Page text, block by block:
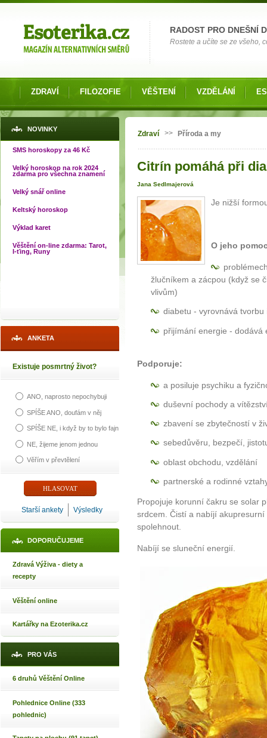
RADOST PRO DNEŠNÍ
Rostete a učíte se ze všeho,
ZDRAVÍ FILOZOFIE VĚŠTENÍ VZDĚLÁNÍ
NOVINKY
SMS horoskopy za 46 Kč
Velký horoskop na rok 2024
zdarma pro všechna znamení
Velký snář online
Keltský horoskop
Výklad karet
Věštění on-line zdarma: Tarot,
I-ťing, Runy
ANKETA
Existuje posmrtný život?
ANO, naprosto nepochybuji
SPÍŠE ANO, doufám v něj
SPÍŠE NE, i když by to bylo fajn
NE, žijeme jenom jednou
Věřím v převtělení
Starší ankety Výsledky
DOPORUČUJEME
Zdravá Výživa - diety a
recepty
Věštění online
Kartářky na Ezoterika.cz
PRO VÁS
6 druhů Věštění Online
Pohlednice Online (333
pohlednic)
Jste zde
Zdraví >> Příroda a my
Citrín pomáhá při
Jana Sedlmajerová
Je nižší
O jeho
žlučníkem a zácpou (když se
vlivům)
diabetu - vyrovnává tvorbu
přijímání energie - dodává
Podporuje:
a posiluje psychiku a
duševní pochody a
zbavení se zbytečností v
sebedůvěru, bezpečí,
oblast obchodu, vzdělání
partnerské a rodinné
Propojuje korunní čakru se solar
srdcem. Čistí a nabíjí
spolehnout.
Nabíjí se sluneční energií.